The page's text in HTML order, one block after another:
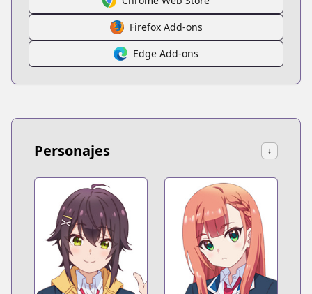
Firefox Add-ons
Edge Add-ons
Personajes ↓